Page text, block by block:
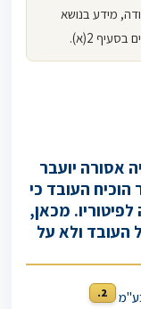
מידע בנושא
2(א).
אסורה יועבר
העובד כי
מכאן,
העובד ולא על
2.